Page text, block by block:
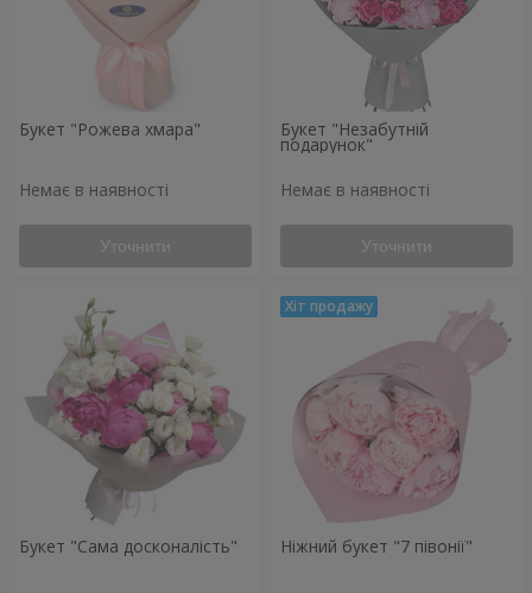
Букет "Рожева хмара"
Немає в наявності
Уточнити
Букет "Незабутній
подарунок"
Немає в наявності
Уточнити
Букет "Сама досконалість" Ніжний букет "7 півонії"